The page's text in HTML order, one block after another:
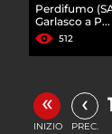
Perdifumo
Garlasco a P...
512
«
INIZIO
‹
PREC.